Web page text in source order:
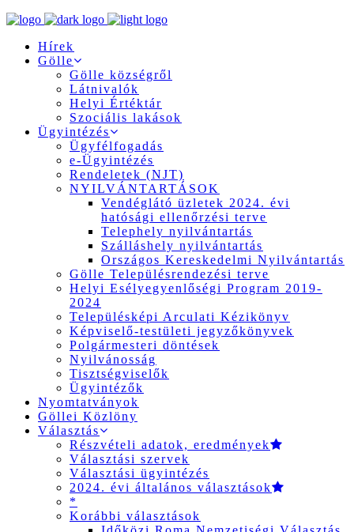
Hírek
Gölle
Gölle községről
Látnivalók
Helyi Értéktár
Szociális lakások
Ügyintézés
Ügyfélfogadás
e-Ügyintézés
Rendeletek (NJT)
NYILVÁNTARTÁSOK
Vendéglátó üzletek 2024. évi
hatósági ellenőrzési terve
Telephely nyilvántartás
Szálláshely nyilvántartás
Országos Kereskedelmi Nyilvántartás
Gölle Településrendezési terve
Helyi Esélyegyenlőségi Program 2019-
2024
Településképi Arculati Kézikönyv
Képviselő-testületi jegyzőkönyvek
Polgármesteri döntések
Nyilvánosság
Tisztségviselők
Ügyintézők
Nyomtatványok
Göllei Közlöny
Választás
Részvételi adatok, eredmények
Választási szervek
Választási ügyintézés
2024. évi általános választások
*
Korábbi választások